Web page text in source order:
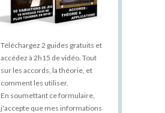
Téléchargez 2 guides gratuits et
accédez à 2h15 de vidéo. Tout
sur les accords, la théorie, et
comment les utiliser.
En soumettant ce formulaire,
j'accepte que mes informations